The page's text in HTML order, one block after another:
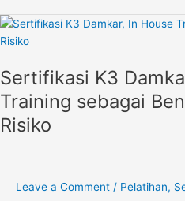
Sertifikasi K3
Training sebagai
Risiko
Leave a Comment / Pelatihan,
Sertifikasi
K3
In
House
Training
sebagai